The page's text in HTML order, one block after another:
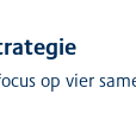
op vier